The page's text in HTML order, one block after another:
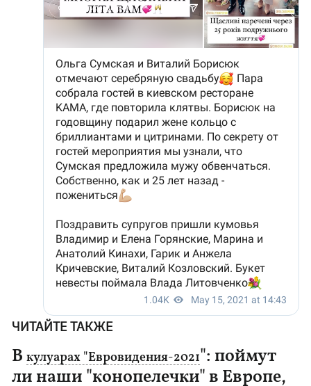
ЧИТАЙТЕ ТАКЖЕ
Вкулуарах "Евровидения-2021": поймут
ли наши "конопелечки" в Европе,